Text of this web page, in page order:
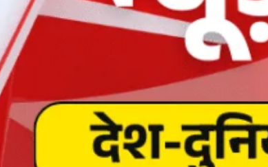
DOWNLOAD NOW
Facebook
X WhatsApp
Share